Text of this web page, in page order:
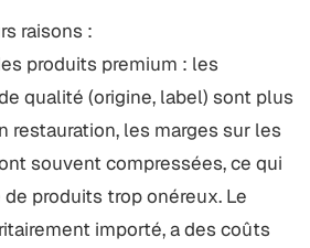
raisons :
produits premium : les
qualité (origine, label) sont plus
restauration, les marges sur les
souvent compressées, ce qui
de produits trop onéreux. Le
importé, a des coûts